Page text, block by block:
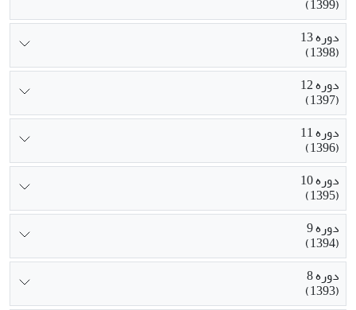
دوره 13
(1398)
دوره 12
(1397)
دوره 11
(1396)
دوره 10
(1395)
دوره 9
(1394)
دوره 8
(1393)